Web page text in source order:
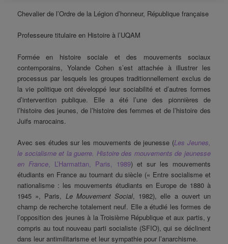
Chevalier de l’Ordre de la Légion d’honneur, République française
Professeure titulaire en Histoire à l’UQAM
Formée en histoire sociale et des mouvements sociaux
contemporains, Yolande Cohen s’est attachée à illustrer les
processus par lesquels les groupes traditionnellement exclus de
la vie politique ont développé leur sociabilité et d’autres formes
d’intervention publique. Elle a été l’une des pionnières de
l’histoire des jeunes, de l’histoire des femmes et de l’histoire des
Juifs marocains.
Avec ses études sur les mouvements de jeunesse (Les Jeunes,
le socialisme et la guerre. Histoire des mouvements de jeunesse
en France , L’Harmattan, Paris, 1989) et sur les mouvements
étudiants en France au tournant du siècle (« Entre socialisme et
nationalisme : les mouvements étudiants en Europe de 1880 à
1945 », Paris, Le Mouvement Social, 1982), elle a ouvert un
champ de recherche totalement neuf. Elle a étudié les formes de
l’opposition des jeunes à la Troisième République et aux partis, y
compris au tout nouveau parti socialiste (SFIO), qui se déclinent
dans leur antimilitarisme et leur sympathie pour l’anarchisme.